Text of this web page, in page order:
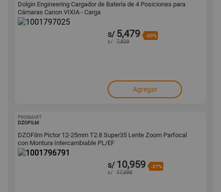
Dolgin Engineering Cargador de Batería de 4 Posiciones para
Cámaras Canon VIXIA - Carga
s/ 5,479 -30%
s/ 7,829
Agregar
PROSMART
DZOFILM
DZOFilm Pictor 12-25mm T2.8 Super35 Lente Zoom Parfocal
con Montura Intercambiable PL/EF
s/ 10,959 -37%
s/ 17,399